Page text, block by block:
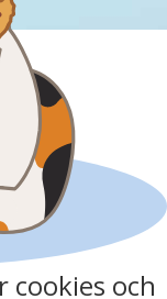
cookies och